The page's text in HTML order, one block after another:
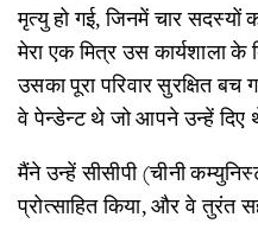
मृत्यु हो गई, जिनमें चार सदस्यों
मेरा एक मित्र उस कार्यशाला
उसका पूरा परिवार सुरक्षित
वे पेन्डेन्ट थे जो आपने उन्हें दिए
मैंने उन्हें सीसीपी (चीनी
प्रोत्साहित किया, और वे तुरंत